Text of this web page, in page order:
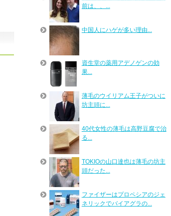
前は、、...
中国人にハゲが多い理由...
資生堂の薬用アデノゲンの効
果...
薄毛のウイリアム王子がついに
坊主頭に...
40代女性の薄毛は高野豆腐で治
る...
TOKIOの山口達也は薄毛の坊主
頭だった...
ファイザーはプロペシアのジェ
ネリックでバイアグラの...